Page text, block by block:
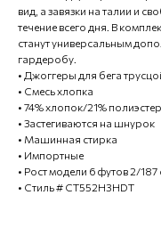
вид, а завязки на талии и
течение всего дня. В
станут универсальным
гардеробу.
• Джоггеры для бега
• Смесь хлопка
• 74% хлопок/21%
• Застегиваются на шнурок
• Машинная стирка
• Импортные
• Рост модели 6 футов 2/
• Стиль # CT552H3HDT